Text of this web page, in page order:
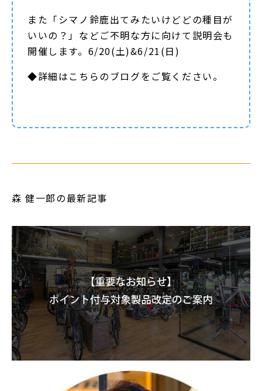
また「シマノ鈴鹿出てみたいけどどの種目が
いいの？」などご不明な方に向けて説明会も
開催します。6/20(土)&6/21(日)
◆詳細はこちらのブログをご覧ください。
森 健一郎の最新記事